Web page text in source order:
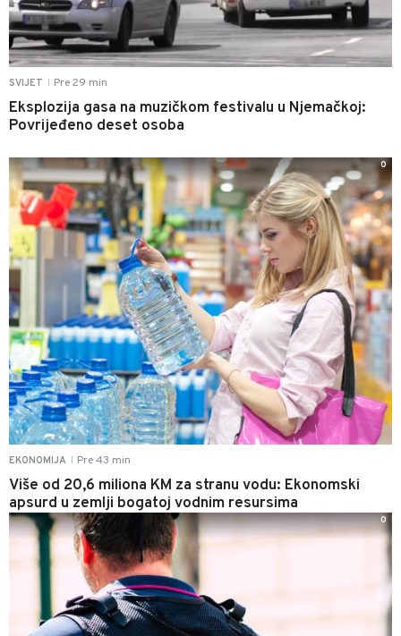
SVIJET Pre 29 min
Eksplozija gasa na muzičkom festivalu u Njemačkoj:
Povrijeđeno deset osoba
EKONOMIJA Pre 43 min
Više od 20,6 miliona KM za stranu vodu: Ekonomski
apsurd u zemlji bogatoj vodnim resursima
0
0